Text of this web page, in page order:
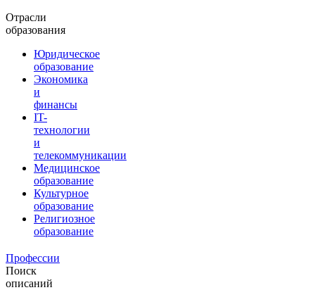
Отрасли
образования
Юридическое
образование
Экономика
и
финансы
IT-
технологии
и
телекоммуникации
Медицинское
образование
Культурное
образование
Религиозное
образование
Профессии
Поиск
описаний